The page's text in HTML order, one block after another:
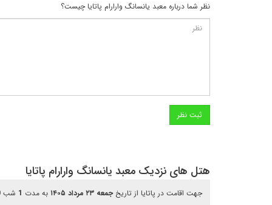
نظر شما درباره معبد یانسانگ وارارام پاتایا چیست؟
هتل های نزدیک معبد یانسانگ وارارام پاتایا
جهت اقامت در پاتایا از تاریخجمعه ۲۳ مرداد ۱۴۰۵ به مدت 1 شب